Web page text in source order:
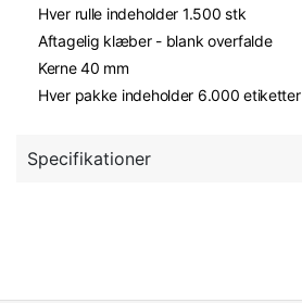
Hver rulle indeholder 1.500 stk
Aftagelig klæber - blank overfalde
Kerne 40 mm
Hver pakke indeholder 6.000 etiketter
Specifikationer